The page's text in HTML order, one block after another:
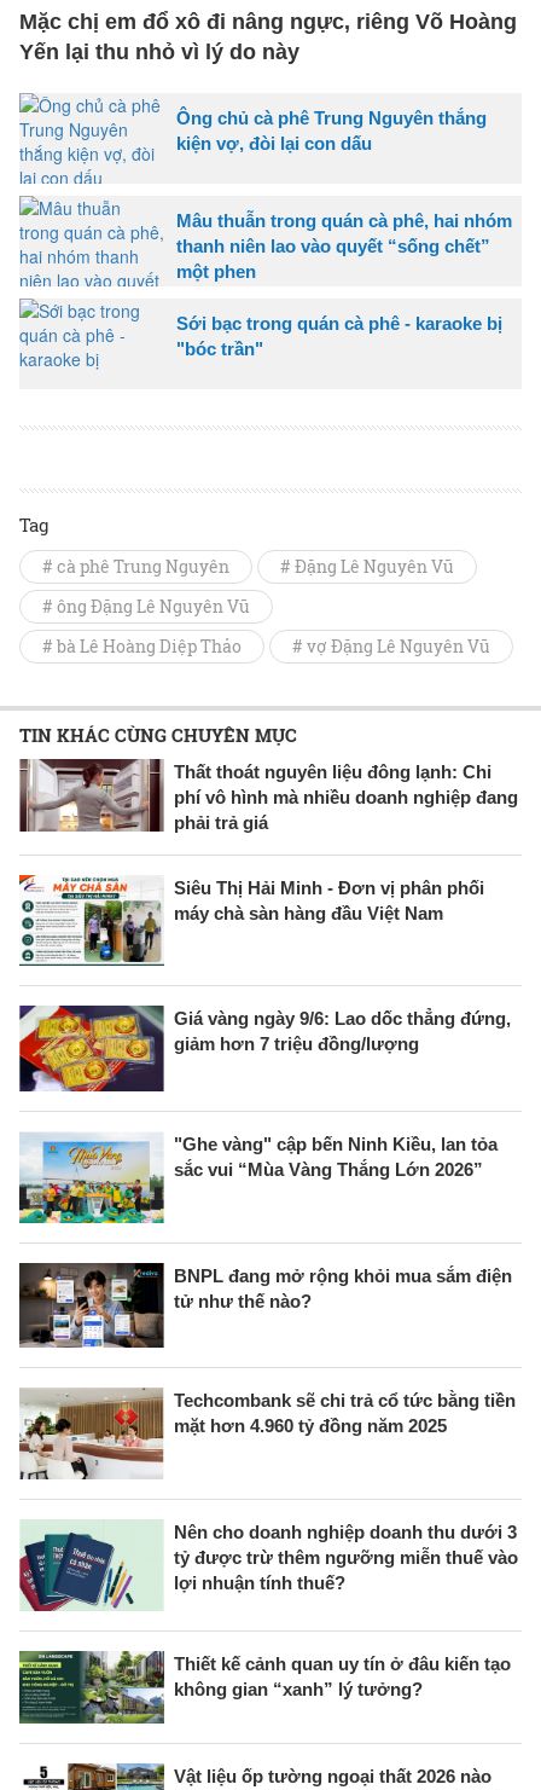
Mặc chị em đổ xô đi nâng ngực, riêng Võ Hoàng
Yến lại thu nhỏ vì lý do này
Ông chủ cà phê Trung Nguyên thắng
kiện vợ, đòi lại con dấu
Mâu thuẫn trong quán cà phê, hai nhóm
thanh niên lao vào quyết “sống chết”
một phen
Sới bạc trong quán cà phê - karaoke bị
"bóc trần"
Tag
# cà phê Trung Nguyên
# Đặng Lê Nguyên Vũ
# ông Đặng Lê Nguyên Vũ
# bà Lê Hoàng Diệp Thảo
# vợ Đặng Lê Nguyên Vũ
TIN KHÁC CÙNG CHUYÊN MỤC
Thất thoát nguyên liệu đông lạnh: Chi
phí vô hình mà nhiều doanh nghiệp đang
phải trả giá
Siêu Thị Hải Minh - Đơn vị phân phối
máy chà sàn hàng đầu Việt Nam
Giá vàng ngày 9/6: Lao dốc thẳng đứng,
giảm hơn 7 triệu đồng/lượng
"Ghe vàng" cập bến Ninh Kiều, lan tỏa
sắc vui “Mùa Vàng Thắng Lớn 2026”
BNPL đang mở rộng khỏi mua sắm điện
tử như thế nào?
Techcombank sẽ chi trả cổ tức bằng tiền
mặt hơn 4.960 tỷ đồng năm 2025
Nên cho doanh nghiệp doanh thu dưới 3
tỷ được trừ thêm ngưỡng miễn thuế vào
lợi nhuận tính thuế?
Thiết kế cảnh quan uy tín ở đâu kiến tạo
không gian “xanh” lý tưởng?
Vật liệu ốp tường ngoại thất 2026 nào